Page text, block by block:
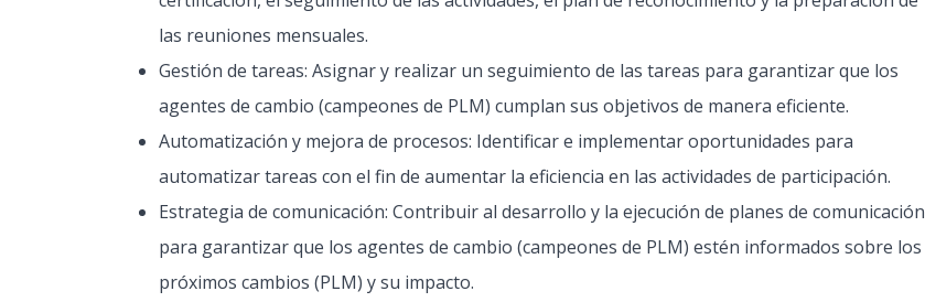
las reuniones mensuales.
Gestión de tareas: Asignar y realizar un seguimiento de las tareas para garantizar que los
agentes de cambio (campeones de PLM) cumplan sus objetivos de manera eficiente.
Automatización y mejora de procesos: Identificar e implementar oportunidades para
automatizar tareas con el fin de aumentar la eficiencia en las actividades de participación.
Estrategia de comunicación: Contribuir al desarrollo y la ejecución de planes de comunicación
para garantizar que los agentes de cambio (campeones de PLM) estén informados sobre los
próximos cambios (PLM) y su impacto.